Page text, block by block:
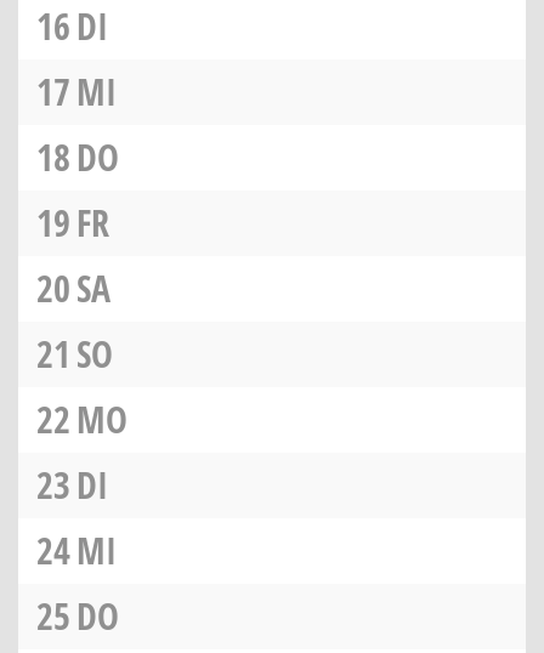
16DI
17MI
18DO
19FR
20SA
21 SO
22MO
23DI
24MI
25DO